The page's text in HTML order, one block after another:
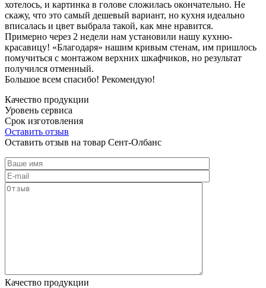
хотелось, и картинка в голове сложилась окончательно. Не
скажу, что это самый дешевый вариант, но кухня идеально
вписалась и цвет выбрала такой, как мне нравится.
Примерно через 2 недели нам установили нашу кухню-
красавицу! «Благодаря» нашим кривым стенам, им пришлось
помучиться с монтажом верхних шкафчиков, но результат
получился отменный.
Большое всем спасибо! Рекомендую!
Качество продукции
Уровень сервиса
Срок изготовления
Оставить отзыв
Оставить отзыв на товар Сент-Олбанс
Качество продукции